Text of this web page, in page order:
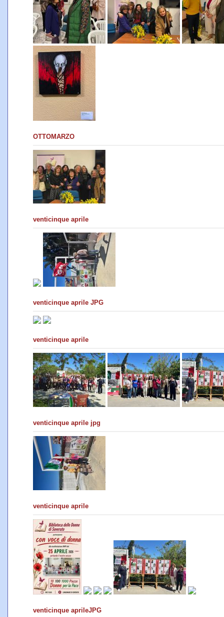
OTTOMARZO
venticinque aprile
venticinque aprile JPG
venticinque aprile
venticinque aprile jpg
venticinque aprile
venticinque aprileJPG